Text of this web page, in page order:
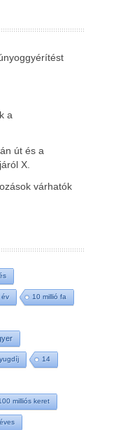
a
út és a
X.
várhatók
év 10 millió fa
14
milliós keret